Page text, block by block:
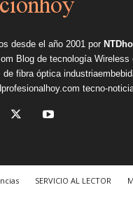
desde el año 2001 por
Blog de tecnología Wireless
de fibra óptica
tecno-
SERVICIO AL LECTOR